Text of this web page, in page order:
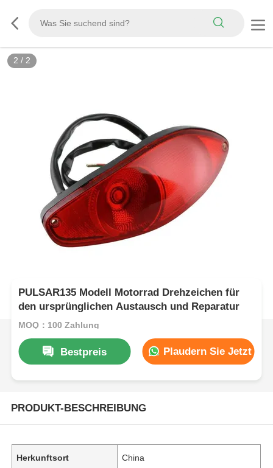
2 / 2
PULSAR135 Modell Motorrad Drehzeichen für
den ursprünglichen Austausch und Reparatur
MOQ：100 Zahlung
Bestpreis Plaudern Sie Jetzt
PRODUKT-BESCHREIBUNG
Herkunftsort China